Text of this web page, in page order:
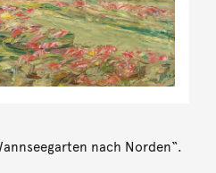
nach Norden“.